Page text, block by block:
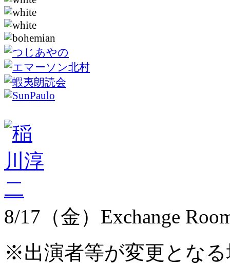
8/17（金）Exchange
※出演者等が変更とな